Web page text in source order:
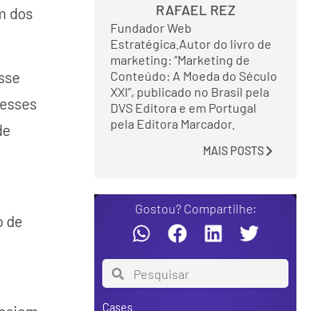
dos
de
RAFAEL REZ
Fundador Web
Estratégica.Autor do livro de
marketing: “Marketing de
Conteúdo: A Moeda do Século
XXI”, publicado no Brasil pela
DVS Editora e em Portugal
pela Editora Marcador.
MAIS POSTS
Gostou? Compartilhe:
Cases